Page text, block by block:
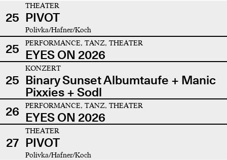
25
THEATER
PIVOT
Polivka/Hafner/Koch
25 PERFORMANCE, TANZ, THEATER
EYES ON 2026
25
KONZERT
Binary Sunset Albumtaufe + Manic
Pixxies + Sodl
26
PERFORMANCE, TANZ, THEATER
EYES ON 2026
27
THEATER
PIVOT
Polivka/Hafner/Koch